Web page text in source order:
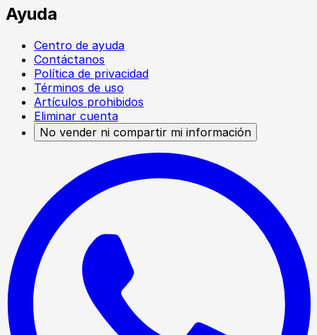
Ayuda
Centro de ayuda
Contáctanos
Política de privacidad
Términos de uso
Artículos prohibidos
Eliminar cuenta
No vender ni compartir mi información